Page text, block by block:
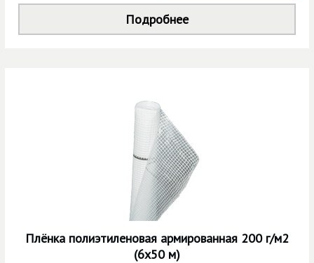
Подробнее
Плёнка полиэтиленовая армированная 200 г/м2
(6х50 м)